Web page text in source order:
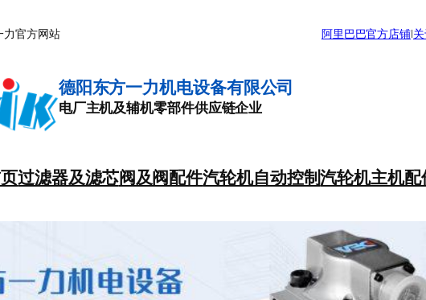
力官方网站 阿里巴巴官方店铺|
德阳东方一力机电设备有限公司
电厂主机及辅机零部件供应链企业
过滤器及滤芯阀及阀配件汽轮机自动控制汽轮机主机配